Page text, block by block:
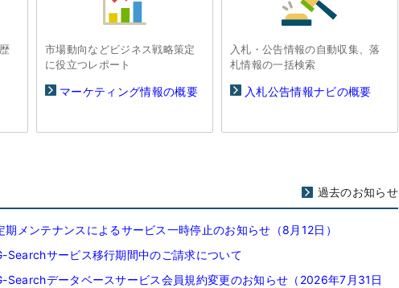
市場動向などビジネス戦略策定
に役立つレポート
マーケティング情報の概要
入札・公告情報の自動収集、落
札情報の一括検索
入札公告情報ナビの概要
過去のお知らせ
期メンテナンスによるサービス一時停止のお知らせ（8月12日）
Searchサービス移行期間中のご請求について
Searchデータベースサービス会員規約変更のお知らせ（2026年7月31日